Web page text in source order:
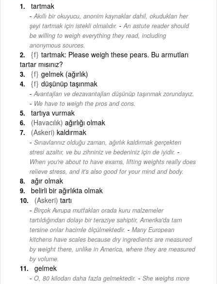
tartmak
Akıllı bir okuyucu, anonim kaynaklar dahil, okudukları her
şeyi tartmak için istekli olmalıdır. - An astute reader should
be willing to weigh everything they read, including
anonymous sources.
{f} tartmak: Please weigh these pears. Bu armutları
tartar mısınız?
{f} gelmek (ağırlık)
{f} düşünüp taşınmak
Avantajları ve dezavantajları düşünüp taşınmak zorundayız.
- We have to weigh the pros and cons.
tartıya vurmak
(Havacılık) ağırlığı olmak
(Askeri) kaldırmak
Sınavlarınız olduğu zaman, ağırlık kaldırmak gerçekten
stresi azaltır, ve bu zihniniz ve bedeniniz için de iyidir. -
When you're about to have exams, lifting weights really does
relieve stress, and it's also good for your mind and body.
ağır olmak
belirli bir ağırlıkta olmak
(Askeri) tartı
Birçok Avrupa mutfakları orada kuru malzemeler
tartıldığından dolayı bir teraziye sahiptir, Amerika'da tam
tersine onlar hacimle ölçülmektedir. - Many European
kitchens have scales because dry ingredients are measured
by weight there, unlike in America, where they are measured
by volume.
gelmek
O, 80 kilodan daha fazla gelmektedir. - She weighs more